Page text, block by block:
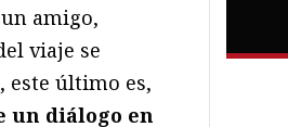
amigo,
viaje se
este último es,
un diálogo en